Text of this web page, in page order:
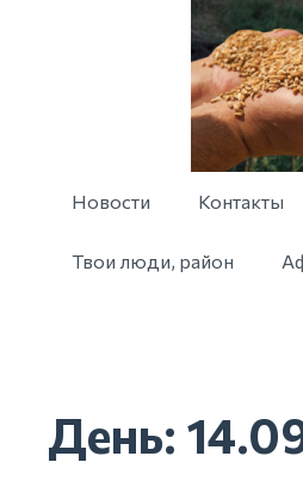
Новости Контакты
Твои люди, район
День: